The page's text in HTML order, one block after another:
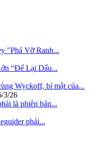
"Phá Vỡ Ranh...
“Để Lại Dấu...
Wyckoff, bí mật của...
3/26
là phiên bản...
phái...